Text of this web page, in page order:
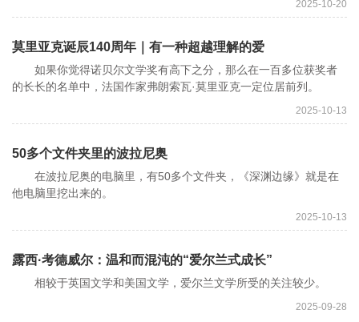
2025-10-20
莫里亚克诞辰140周年｜有一种超越理解的爱
如果你觉得诺贝尔文学奖有高下之分，那么在一百多位获奖者
的长长的名单中，法国作家弗朗索瓦·莫里亚克一定位居前列。
2025-10-13
50多个文件夹里的波拉尼奥
在波拉尼奥的电脑里，有50多个文件夹，《深渊边缘》就是在
他电脑里挖出来的。
2025-10-13
露西·考德威尔：温和而混沌的“爱尔兰式成长”
相较于英国文学和美国文学，爱尔兰文学所受的关注较少。
2025-09-28